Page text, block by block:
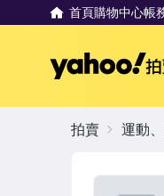
首頁購物中心帳
拍賣 運動